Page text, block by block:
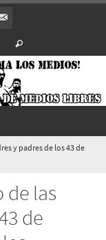
y padres de los 43 de
de las
de